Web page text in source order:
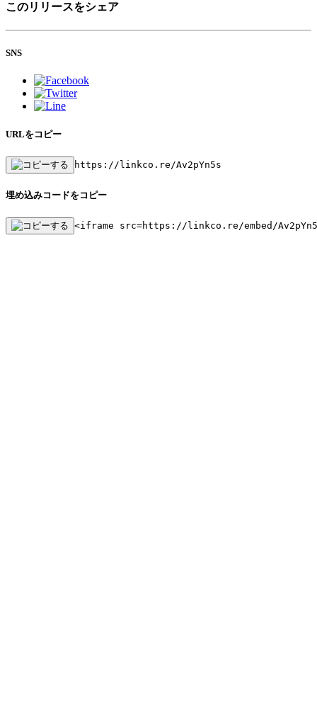
このリリースをシェア
SNS
URLをコピー
https://linkco.re/Av2pYn5s
埋め込みコードをコピー
<iframe src=https://linkco.re/embed/